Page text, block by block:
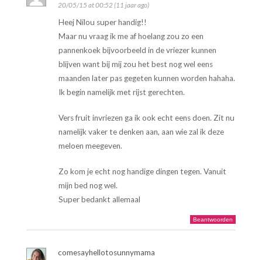
20/05/15 at 00:52 (11 jaar ago)
Heej Nilou super handig!!
Maar nu vraag ik me af hoelang zou zo een
pannenkoek bijvoorbeeld in de vriezer kunnen
blijven want bij mij zou het best nog wel eens
maanden later pas gegeten kunnen worden hahaha.
Ik begin namelijk met rijst gerechten.
Vers fruit invriezen ga ik ook echt eens doen. Zit nu
namelijk vaker te denken aan, aan wie zal ik deze
meloen meegeven.
Zo kom je echt nog handige dingen tegen. Vanuit
mijn bed nog wel.
Super bedankt allemaal
Beantwoorden
comesayhellotosunnymama